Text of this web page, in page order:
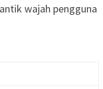
wajah pengguna